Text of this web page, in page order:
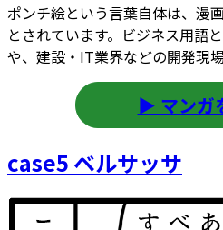
ポンチ絵という言葉自体は、漫
とされています。ビジネス用語
や、建設・IT業界などの開発現
▶ マンガ
case5 ベルサッサ